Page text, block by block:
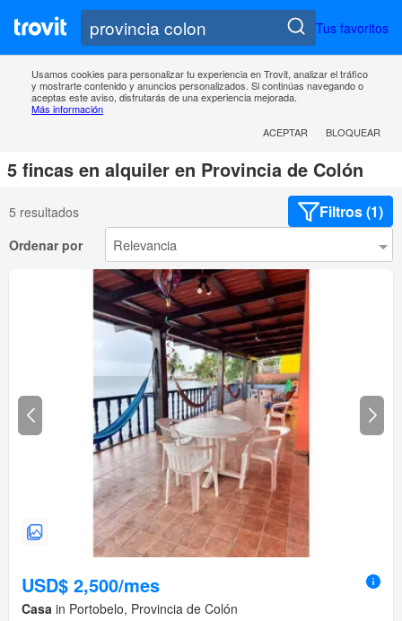
Tus favoritos
Usamos cookies para personalizar tu experiencia en Trovit, analizar el tráfico
y mostrarte contenido y anuncios personalizados. Si continúas navegando o
aceptas este aviso, disfrutarás de una experiencia mejorada.
Más información
ACEPTAR
BLOQUEAR
5 fincas en alquiler en Provincia de Colón
5 resultados Filtros (1)
Ordenar por
USD$ 2,500/mes
Casa in Portobelo, Provincia de Colón